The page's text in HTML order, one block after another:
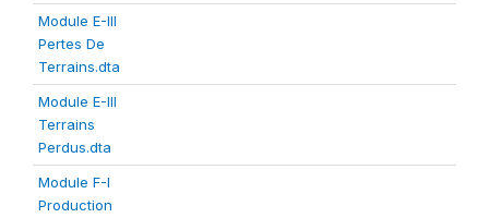
Module E-III
Pertes De
Terrains.dta
Module E-III
Terrains
Perdus.dta
Module F-I
Production